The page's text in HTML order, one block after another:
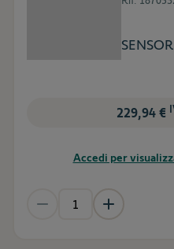
229,94 €
Accedi per